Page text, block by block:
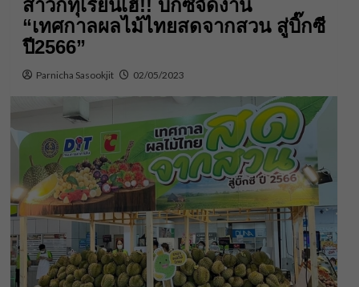
สาวกทุเรียนเฮ!! บิ๊กซีจัดงาน
“เทศกาลผลไม้ไทยสดจากสวน สู่บิ๊กซี
ปี2566”
Parnicha Sasookjit 02/05/2023